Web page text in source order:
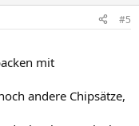
#5
mit
andere Chipsätze,